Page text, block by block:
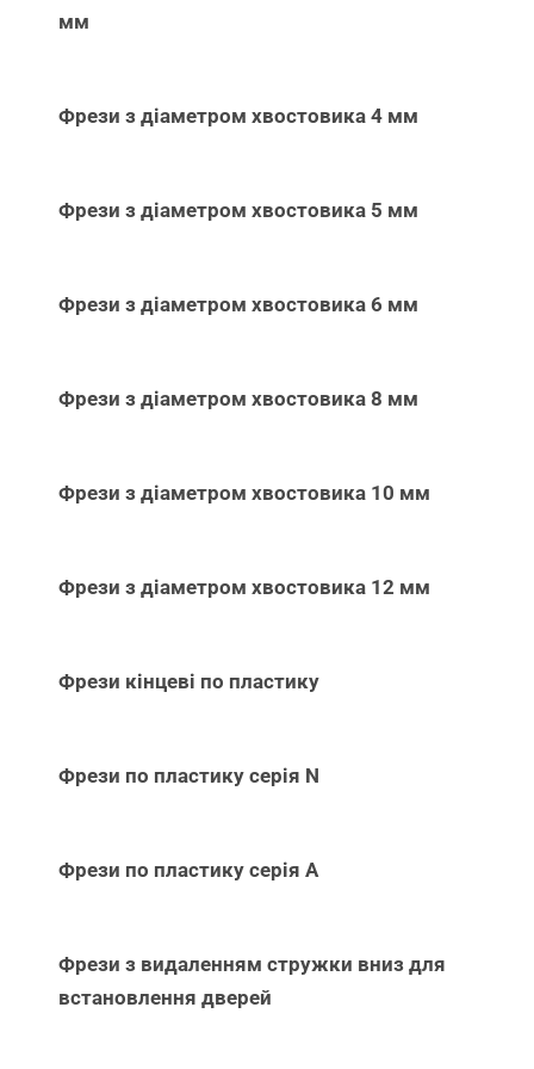
мм
Фрези з діаметром хвостовика 4 мм
Фрези з діаметром хвостовика 5 мм
Фрези з діаметром хвостовика 6 мм
Фрези з діаметром хвостовика 8 мм
Фрези з діаметром хвостовика 10 мм
Фрези з діаметром хвостовика 12 мм
Фрези кінцеві по пластику
Фрези по пластику серія N
Фрези по пластику серія А
Фрези з видаленням стружки вниз для
встановлення дверей